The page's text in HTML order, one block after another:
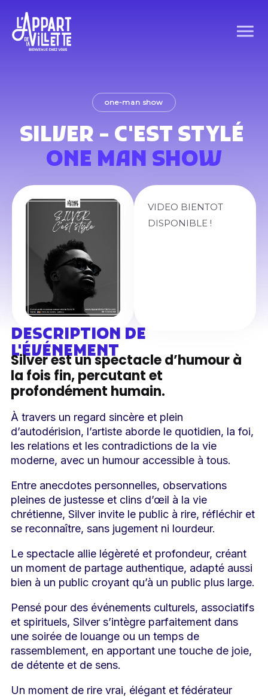
one-man show
SILVER - C'EST STYLÉ
ONE MAN SHOW
VIDEO BIENTOT
DISPONIBLE !
DESCRIPTION DE
L'ÉVÉNEMENT
Silver est un spectacle d’humour à
la fois fin, percutant et
profondément humain.
À travers un regard sincère et plein
d’autodérision, l’artiste aborde le quotidien, la foi,
les relations et les contradictions de la vie
moderne, avec un humour accessible à tous.
Entre anecdotes personnelles, observations
pleines de justesse et clins d’œil à la vie
chrétienne, Silver invite le public à rire, réfléchir et
se reconnaître, sans jugement ni lourdeur.
Le spectacle allie légèreté et profondeur, créant
un moment de partage authentique, adapté aussi
bien à un public croyant qu’à un public plus large.
Pensé pour des événements culturels, associatifs
et spirituels, Silver s’intègre parfaitement dans
une soirée de louange ou un temps de
rassemblement, en apportant une touche de joie,
de détente et de sens.
Un moment de rire vrai, élégant et fédérateur